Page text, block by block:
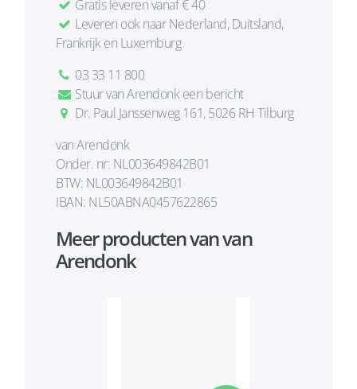
Gratis leveren vanaf € 40
Leveren ook naar Nederland, Duitsland,
Frankrijk en Luxemburg
03 33 11 800
Stuur van Arendonk een bericht
Dr. Paul Janssenweg 161, 5026 RH Tilburg
van Arendonk
Onder. nr: NL003649842B01
BTW: NL003649842B01
IBAN: NL50ABNA0457622865
Meer producten van van
Arendonk